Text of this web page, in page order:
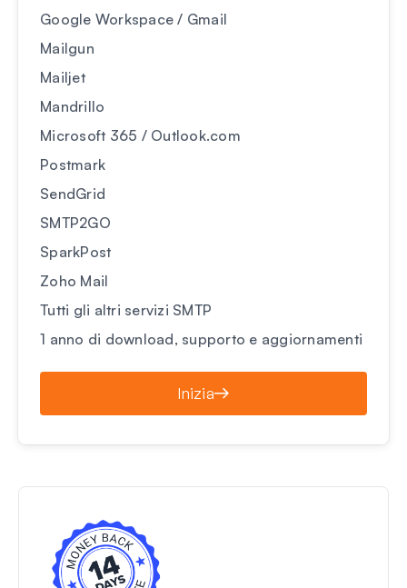
Google Workspace / Gmail
Mailgun
Mailjet
Mandrillo
Microsoft 365 / Outlook.com
Postmark
SendGrid
SMTP2GO
SparkPost
Zoho Mail
Tutti gli altri servizi SMTP
1 anno di download, supporto e aggiornamenti
Inizia